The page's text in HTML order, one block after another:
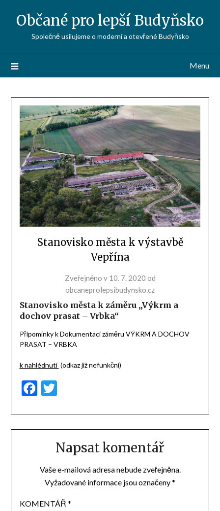
Občané pro lepší Budyňsko
Společně usilujeme o moderní a otevřené Budyňsko
Menu
Stanovisko města k výstavbě
Vepřína
Zveřejněno v 10. 7. 2020 od
obcaneprolepsibudynsko.cz
Stanovisko města k záměru „Výkrm a
dochov prasat – Vrbka“
Připomínky k Dokumentaci záměru VÝKRM A DOCHOV
PRASAT – VRBKA
k nahlédnutí (odkaz již nefunkční)
Facebook
Twitter
Napsat komentář
Vaše e-mailová adresa nebude zveřejněna.
Vyžadované informace jsou označeny*
KOMENTÁŘ *